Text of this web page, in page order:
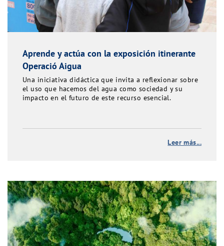
Aprende y actúa con la exposición itinerante
Operació Aigua
Una iniciativa didáctica que invita a reflexionar sobre
el uso que hacemos del agua como sociedad y su
impacto en el futuro de este recurso esencial.
Leer más...